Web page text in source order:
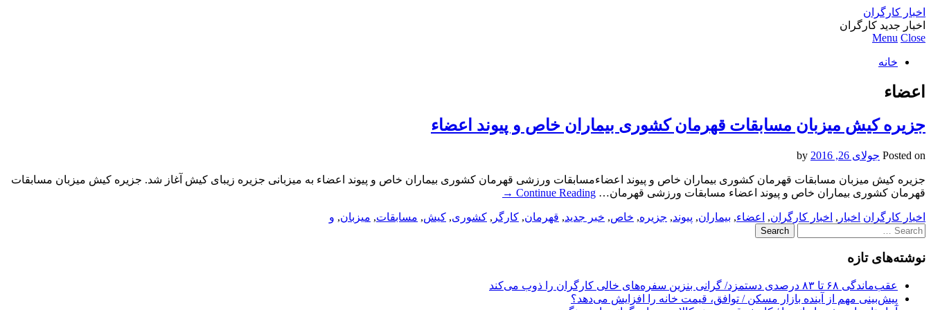
اخبار کارگران
اخبار جدید کارگران
Menu Close
خانه
اعضاء
جزیره کیش میزبان مسابقات قهرمان کشوری بیماران خاص و پیوند اعضاء
Posted on جولای 26, 2016
جزیره کیش میزبان مسابقات قهرمان کشوری بیماران خاص و پیوند اعضاءمسابقات ورزشی قهرمان کشوری بیماران خاص و پیوند اعضاء به میزبانی جزیره زیبای کیش آغاز شد. جزیره کیش میزبان مسابقات
قهرمان کشوری بیماران خاص و پیوند اعضاء مسابقات ورزشی قهرمان… Continue Reading
→
اخبار کارگران اخبار , اخبار کارگران, اعضاء, بیماران, پیوند, جزیره, خاص, خبر جدید, قهرمان, کارگر , کشوری, کیش, مسابقات, میزبان, و
Search
for:
نوشته‌های تازه
عقب‌ماندگی ۶۸ تا ۸۳ درصدی دستمزد/ گرانی بنزین سفره‌های خالی کارگران را ذوب می‌کند
پیش‌بینی مهم از آینده بازار مسکن / توافق، قیمت خانه را افزایش می‌دهد؟